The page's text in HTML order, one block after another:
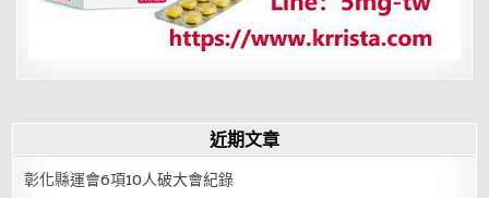
近期文章
彰化縣運會6項10人破大會紀錄